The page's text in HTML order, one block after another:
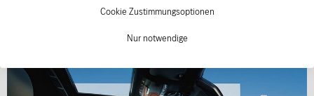
Cookie Zustimmungsoptionen
Nur notwendige